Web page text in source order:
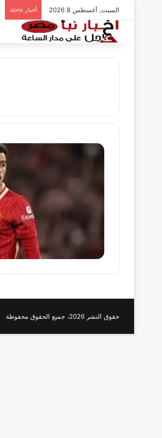
السبت, أغسطس 8 2026 أخبار عاجلة
حقوق النشر 2026، جميع الحقوق محفوظة © نبأ مصر